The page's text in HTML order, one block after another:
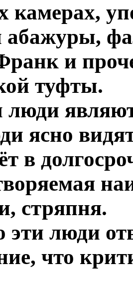
камерах,
и
туфты.
люди
ясно
в
стряпня.
эти люди
что